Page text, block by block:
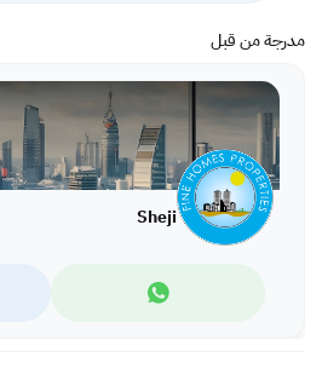
مدرجة من قبل
Sheji